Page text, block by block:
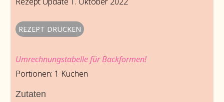
REZEPT DRUCKEN
Umrechnungstabelle für Backformen!
Portionen: 1 Kuchen
Zutaten